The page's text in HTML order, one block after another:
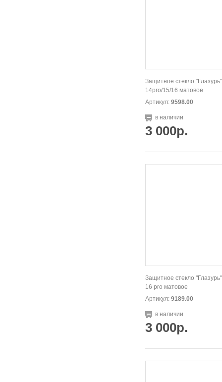
Защитное стекло
14pro/15/16 матовое
Артикул: 9598.00
в наличии
3 000р.
Защитное стекло
16 pro матовое
Артикул: 9189.00
в наличии
3 000р.